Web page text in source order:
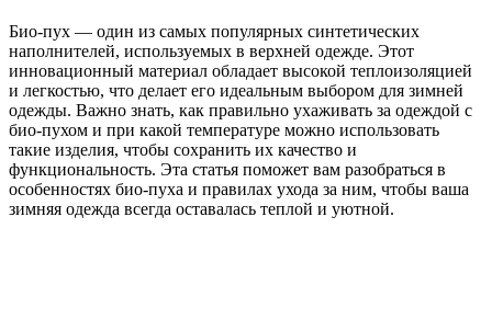
Био-пух — один из самых популярных синтетических
наполнителей, используемых в верхней одежде. Этот
инновационный материал обладает высокой теплоизоляцией
и легкостью, что делает его идеальным выбором для зимней
одежды. Важно знать, как правильно ухаживать за одеждой с
био-пухом и при какой температуре можно использовать
такие изделия, чтобы сохранить их качество и
функциональность. Эта статья поможет вам разобраться в
особенностях био-пуха и правилах ухода за ним, чтобы ваша
зимняя одежда всегда оставалась теплой и уютной.